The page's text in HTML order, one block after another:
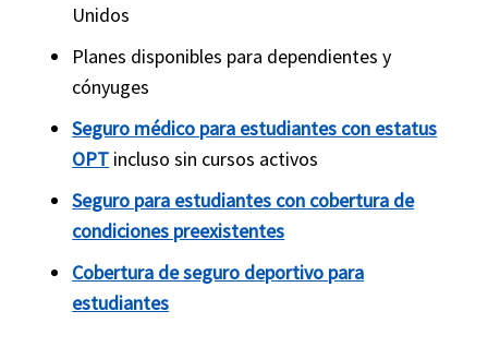
Unidos
Planes disponibles para dependientes y
cónyuges
Seguro médico para estudiantes con estatus
OPT incluso sin cursos activos
Seguro para estudiantes con cobertura de
condiciones preexistentes
Cobertura de seguro deportivo para
estudiantes